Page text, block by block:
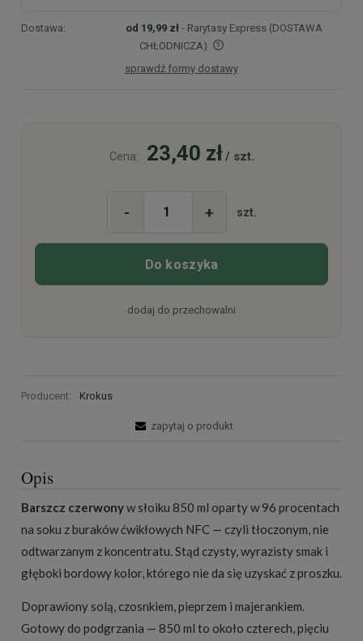
Dostawa: od 19,99 zł - Rarytasy Express (DOSTAWA
CHŁODNICZA)
Cena nie zawiera ewentualnych kosztów płatności
sprawdź formy dostawy
Cena: 23,40 zł/ szt.
- + szt.
Do koszyka
dodaj do przechowalni
Producent: Krokus
zapytaj o produkt
Opis
Barszcz czerwonyw słoiku 850 ml oparty w 96 procentach
na soku z buraków ćwikłowych NFC — czyli tłoczonym, nie
odtwarzanym z koncentratu. Stąd czysty, wyrazisty smak i
głęboki bordowy kolor, którego nie da się uzyskać z proszku.
Doprawiony solą, czosnkiem, pieprzem i majerankiem.
Gotowy do podgrzania — 850 ml to około czterech, pięciu